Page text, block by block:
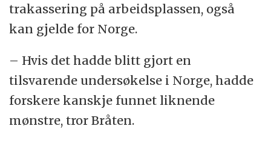
trakassering på arbeidsplassen, også
kan gjelde for Norge.
– Hvis det hadde blitt gjort en
tilsvarende undersøkelse i Norge, hadde
forskere kanskje funnet liknende
mønstre, tror Bråten.